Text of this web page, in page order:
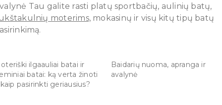
Tau galite rasti platų sportbačių, aulinių batų,
moterims,mokasinų ir visų kitų tipų batų
ilgaauliai batai ir
batai: ką verta žinoti
pasirinkti geriausius?
Baidarių nuoma, apranga ir
avalynė